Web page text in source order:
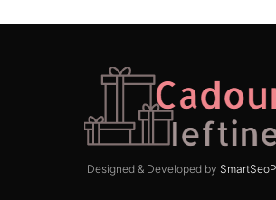
Designed & Developed by